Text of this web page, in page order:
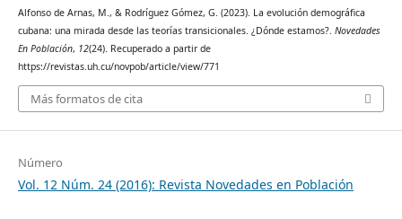
Alfonso de Arnas, M., & Rodríguez Gómez, G. (2023). La evolución demográfica
cubana: una mirada desde las teorías transicionales. ¿Dónde estamos?. Novedades
En Población, 12(24). Recuperado a partir de
https://revistas.uh.cu/novpob/article/view/771
Más formatos de cita
Número
Vol. 12 Núm. 24 (2016): Revista Novedades en Población